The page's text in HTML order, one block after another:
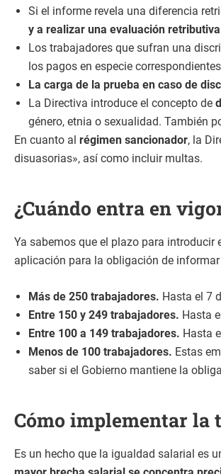
Si el informe revela una diferencia
y a realizar una evaluación
Los trabajadores que sufran una
los pagos en especie
La carga de la prueba en caso de
La Directiva introduce el concepto de
género, etnia o sexualidad. También
En cuanto al régimen sancionador, la
disuasorias», así como incluir multas.
¿Cuándo entra en
Ya sabemos que el plazo para introducir
aplicación para la obligación de
Más de 250 trabajadores. Hasta el 7
Entre 150 y 249 trabajadores. Hasta
Entre 100 a 149 trabajadores. Hasta
Menos de 100 trabajadores. Estas
saber si el Gobierno mantiene la
Cómo implementar la
Es un hecho que la igualdad salarial es